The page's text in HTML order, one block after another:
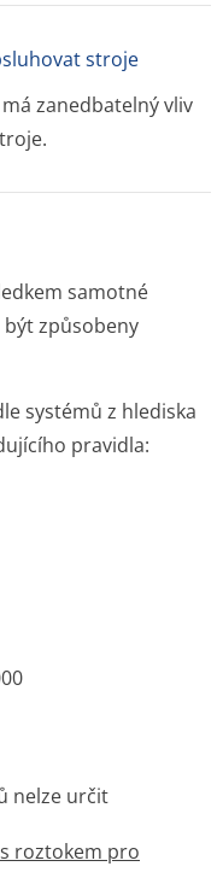
stroje
zanedbatelný vliv
samotné
způsobeny
systémů z hlediska
pravidla:
nelze určit
roztokem pro